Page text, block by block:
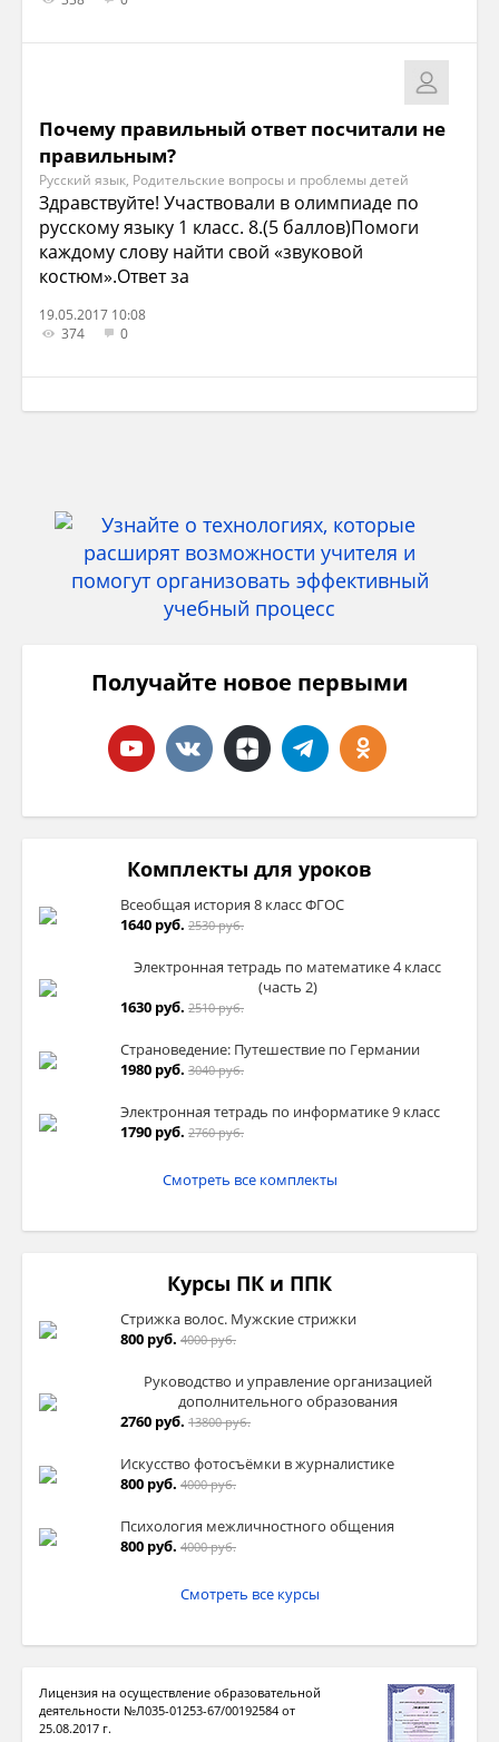
Почему правильный ответ посчитали не
правильным?
Русский язык, Родительские вопросы и проблемы детей
Здравствуйте! Участвовали в олимпиаде по
русскому языку 1 класс. 8.(5 баллов)Помоги
каждому слову найти свой «звуковой
костюм».Ответ за
19.05.2017 10:08
374
0
Получайте новое первыми
Комплекты для уроков
Всеобщая история 8 класс ФГОС
1640 руб. 2530 руб.
Электронная тетрадь по математике 4 класс
(часть 2)
1630 руб. 2510 руб.
Страноведение: Путешествие по Германии
1980 руб. 3040 руб.
Электронная тетрадь по информатике 9 класс
1790 руб. 2760 руб.
Смотреть все комплекты
Курсы ПК и ППК
Стрижка волос. Мужские стрижки
800 руб. 4000 руб.
Руководство и управление организацией
дополнительного образования
2760 руб. 13800 руб.
Искусство фотосъёмки в журналистике
800 руб. 4000 руб.
Психология межличностного общения
800 руб. 4000 руб.
Смотреть все курсы
Лицензия на осуществление образовательной
деятельности №Л035-01253-67/00192584 от
25.08.2017 г.